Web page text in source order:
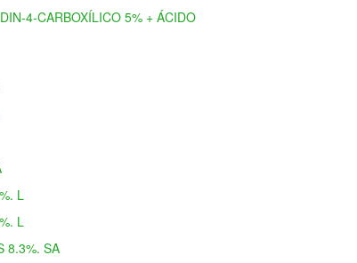
4-CARBOXÍLICO 5% + ÁCIDO
L
L
8.3%. SA